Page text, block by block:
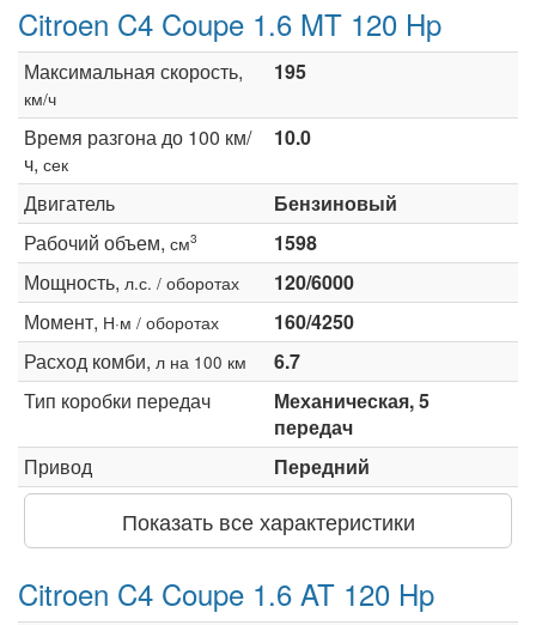
Citroen C4 Coupe 1.6 MT 120 Hp
Максимальная скорость,
км/ч
195
Время разгона до 100 км/
ч, сек
10.0
Двигатель
Бензиновый
Рабочий объем, см3
1598
Мощность, л.с. / оборотах
120/6000
Момент, Н·м / оборотах
160/4250
Расход комби, л на 100 км
6.7
Тип коробки передач
Механическая, 5
передач
Привод
Передний
Показать все характеристики
Citroen C4 Coupe 1.6 AT 120 Hp